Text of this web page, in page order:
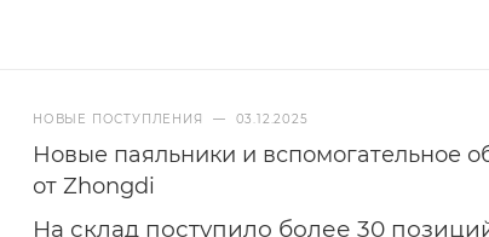
НОВЫЕ ПОСТУПЛЕНИЯ — 03.12.2025
Новые паяльники и вспомогательное
от Zhongdi
На склад поступило более 30